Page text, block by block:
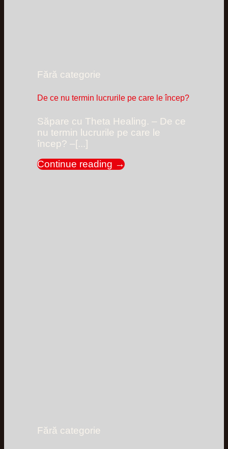
Fără categorie
De ce nu termin lucrurile pe care le încep?
Săpare cu Theta Healing. – De ce
nu termin lucrurile pe care le
încep? –[...]
Continue reading →
Fără categorie